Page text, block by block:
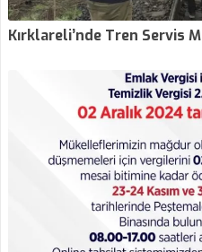
Kırklareli’nde Tren Servis